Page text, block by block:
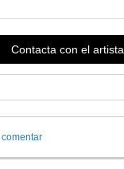
Contacta con el artista
comentar